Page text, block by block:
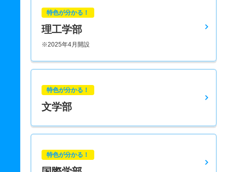
特色が分かる！
理工学部
※2025年4月開設
特色が分かる！
文学部
特色が分かる！